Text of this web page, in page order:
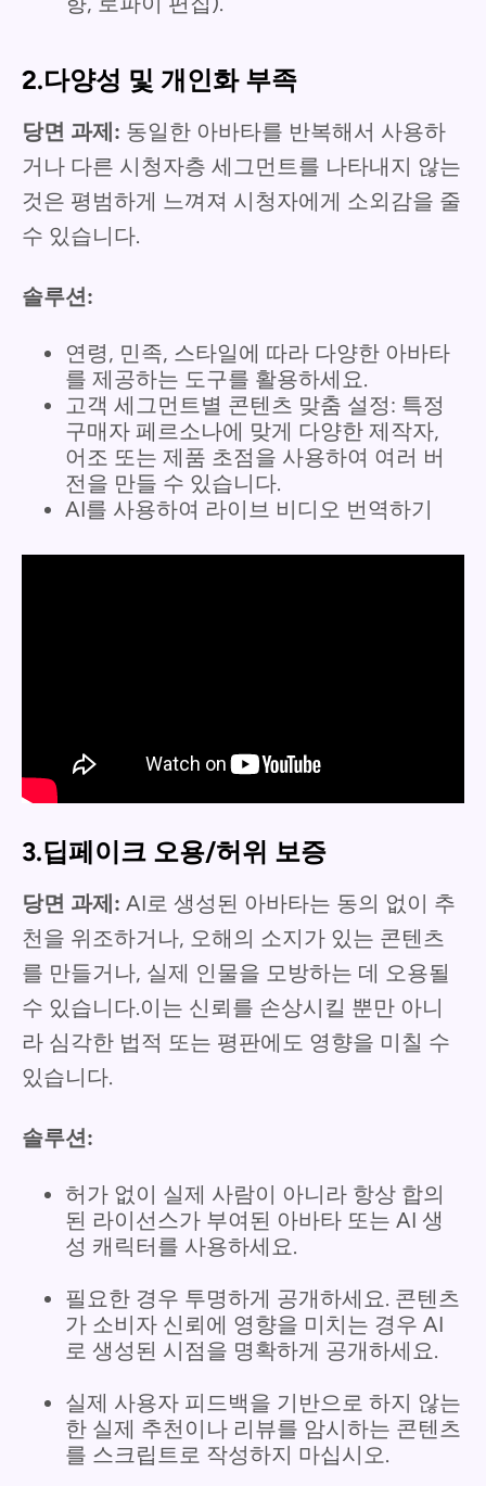
2.다양성 및 개인화 부족
당면 과제: 동일한 아바타를 반복해서 사용하
거나 다른 시청자층 세그먼트를 나타내지 않는
것은 평범하게 느껴져 시청자에게 소외감을 줄
수 있습니다.
솔루션:
연령, 민족, 스타일에 따라 다양한 아바타
를 제공하는 도구를 활용하세요.
고객 세그먼트별 콘텐츠 맞춤 설정: 특정
구매자 페르소나에 맞게 다양한 제작자,
어조 또는 제품 초점을 사용하여 여러 버
전을 만들 수 있습니다.
AI를 사용하여 라이브 비디오 번역하기
3.딥페이크 오용/허위 보증
당면 과제: AI로 생성된 아바타는 동의 없이 추
천을 위조하거나, 오해의 소지가 있는 콘텐츠
를 만들거나, 실제 인물을 모방하는 데 오용될
수 있습니다.이는 신뢰를 손상시킬 뿐만 아니
라 심각한 법적 또는 평판에도 영향을 미칠 수
있습니다.
솔루션:
허가 없이 실제 사람이 아니라 항상 합의
된 라이선스가 부여된 아바타 또는 AI 생
성 캐릭터를 사용하세요.
필요한 경우 투명하게 공개하세요. 콘텐츠
가 소비자 신뢰에 영향을 미치는 경우 AI
로 생성된 시점을 명확하게 공개하세요.
실제 사용자 피드백을 기반으로 하지 않는
한 실제 추천이나 리뷰를 암시하는 콘텐츠
를 스크립트로 작성하지 마십시오.